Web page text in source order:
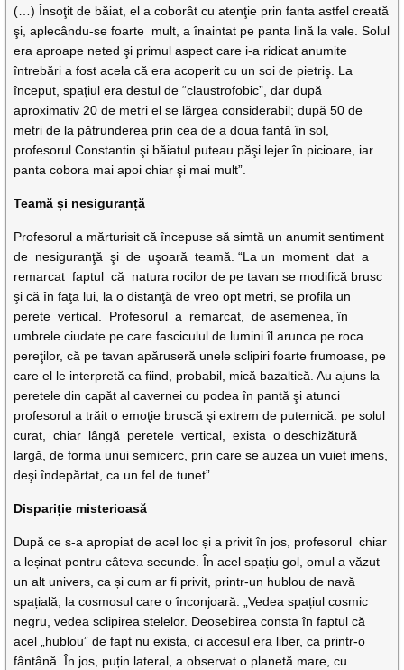
(…) Însoţit de băiat, el a coborât cu atenţie prin fanta astfel creată
şi, aplecându-se foarte mult, a înaintat pe panta lină la vale. Solul
era aproape neted şi primul aspect care i-a ridicat anumite
întrebări a fost acela că era acoperit cu un soi de pietriş. La
început, spaţiul era destul de “claustrofobic”, dar după
aproximativ 20 de metri el se lărgea considerabil; după 50 de
metri de la pătrunderea prin cea de a doua fantă în sol,
profesorul Constantin şi băiatul puteau păşi lejer în picioare, iar
panta cobora mai apoi chiar şi mai mult”.
Teamă și nesiguranță
Profesorul a mărturisit că începuse să simtă un anumit sentiment
de nesiguranţă şi de uşoară teamă. “La un moment dat a
remarcat faptul că natura rocilor de pe tavan se modifică brusc
şi că în faţa lui, la o distanţă de vreo opt metri, se profila un
perete vertical. Profesorul a remarcat, de asemenea, în
umbrele ciudate pe care fasciculul de lumini îl arunca pe roca
pereţilor, că pe tavan apăruseră unele sclipiri foarte frumoase, pe
care el le interpretă ca fiind, probabil, mică bazaltică. Au ajuns la
peretele din capăt al cavernei cu podea în pantă şi atunci
profesorul a trăit o emoţie bruscă şi extrem de puternică: pe solul
curat, chiar lângă peretele vertical, exista o deschizătură
largă, de forma unui semicerc, prin care se auzea un vuiet imens,
deşi îndepărtat, ca un fel de tunet”.
Dispariție misterioasă
După ce s-a apropiat de acel loc și a privit în jos, profesorul chiar
a leșinat pentru câteva secunde. În acel spațiu gol, omul a văzut
un alt univers, ca și cum ar fi privit, printr-un hublou de navă
spațială, la cosmosul care o înconjoară. „Vedea spațiul cosmic
negru, vedea sclipirea stelelor. Deosebirea consta în faptul că
acel „hublou” de fapt nu exista, ci accesul era liber, ca printr-o
fântână. În jos, puțin lateral, a observat o planetă mare, cu